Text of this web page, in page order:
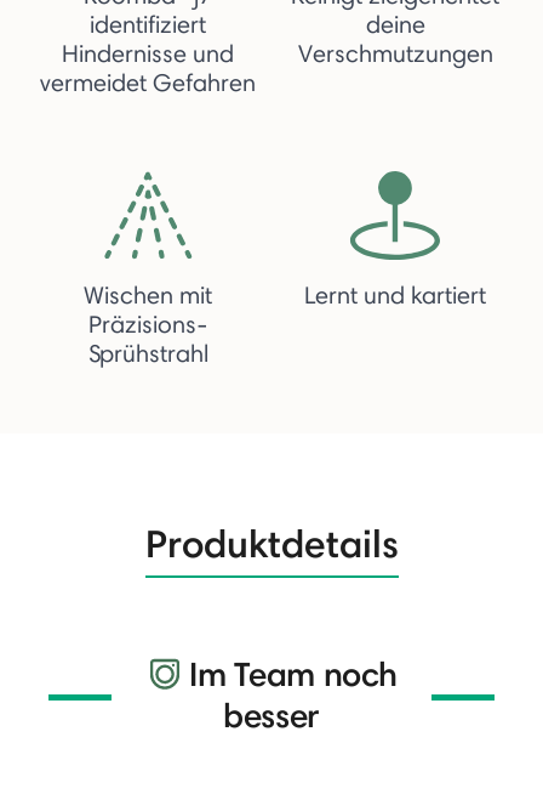
identifiziert
Hindernisse und
vermeidet Gefahren
deine
Verschmutzungen
Wischen mit
Präzisions-
Sprühstrahl
Lernt und kartiert
Produktdetails
Im Team noch
besser